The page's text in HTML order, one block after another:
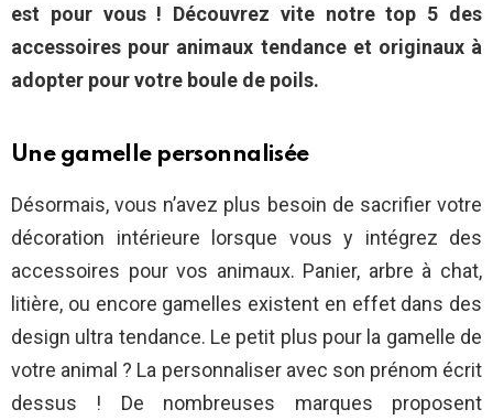
est pour vous ! Découvrez vite notre top 5 des
accessoires pour animaux tendance et originaux à
adopter pour votre boule de poils.
Une gamelle personnalisée
Désormais, vous n’avez plus besoin de sacrifier votre
décoration intérieure lorsque vous y intégrez des
accessoires pour vos animaux. Panier, arbre à chat,
litière, ou encore gamelles existent en effet dans des
design ultra tendance. Le petit plus pour la gamelle de
votre animal ? La personnaliser avec son prénom écrit
dessus ! De nombreuses marques proposent